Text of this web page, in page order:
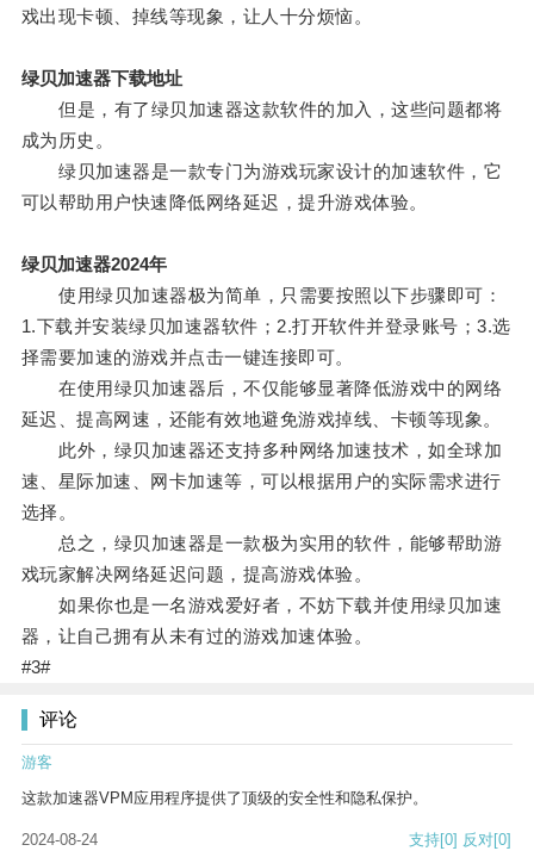
戏出现卡顿、掉线等现象，让人十分烦恼。
绿贝加速器下载地址
但是，有了绿贝加速器这款软件的加入，这些问题都将
成为历史。
绿贝加速器是一款专门为游戏玩家设计的加速软件，它
可以帮助用户快速降低网络延迟，提升游戏体验。
绿贝加速器2024年
使用绿贝加速器极为简单，只需要按照以下步骤即可：
1.下载并安装绿贝加速器软件；2.打开软件并登录账号；3.选
择需要加速的游戏并点击一键连接即可。
在使用绿贝加速器后，不仅能够显著降低游戏中的网络
延迟、提高网速，还能有效地避免游戏掉线、卡顿等现象。
此外，绿贝加速器还支持多种网络加速技术，如全球加
速、星际加速、网卡加速等，可以根据用户的实际需求进行
选择。
总之，绿贝加速器是一款极为实用的软件，能够帮助游
戏玩家解决网络延迟问题，提高游戏体验。
如果你也是一名游戏爱好者，不妨下载并使用绿贝加速
器，让自己拥有从未有过的游戏加速体验。
#3#
评论
游客
这款加速器VPM应用程序提供了顶级的安全性和隐私保护。
2024-08-24 支持[0] 反对[0]